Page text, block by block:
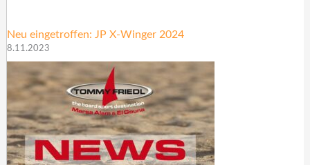
Neu eingetroffen: JP X-Winger 2024
8.11.2023